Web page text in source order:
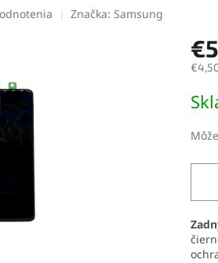
Značka: Samsung
cena: